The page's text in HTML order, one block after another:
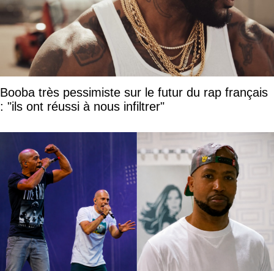
Booba très pessimiste sur le futur du rap français
: "ils ont réussi à nous infiltrer"